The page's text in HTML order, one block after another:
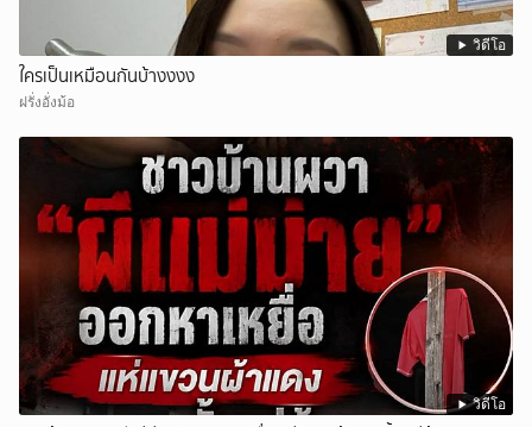
วิดีโอ
ใครเป็นเหมือนกันบ้างงงง
ฝรั่งอั่งม้อ
วิดีโอ